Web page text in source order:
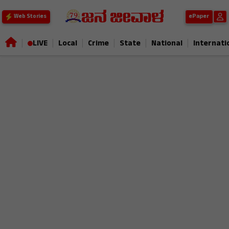
Web Stories ePaper
LIVE Local Crime State National